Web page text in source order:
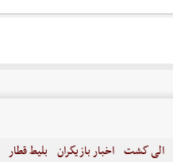
الی گشت اخبار بازیگران بلیط قطار